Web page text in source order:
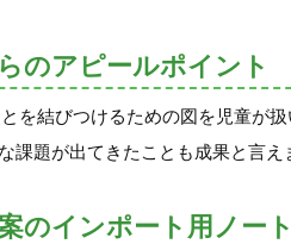
のアピールポイント
を結びつけるための図を児童が
課題が出てきたことも成果と言え
のインポート用ノー